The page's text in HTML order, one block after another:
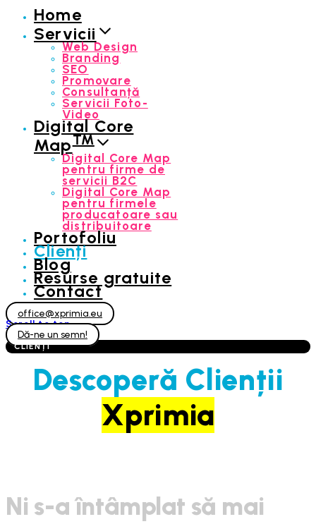
Home
Servicii
Web Design
Branding
SEO
Promovare
Consultanță
Servicii Foto-
Video
Digital Core
Map™
Digital Core Map
pentru firme de
servicii B2C
Digital Core Map
pentru firmele
producatoare sau
distribuitoare
Portofoliu
Clienți
Blog
Resurse gratuite
Contact
office@xprimia.eu
Scroll to top
Dă-ne un semn!
CLIENȚI
Descoperă Clienții
Xprimia
Ni s-a întâmplat să mai